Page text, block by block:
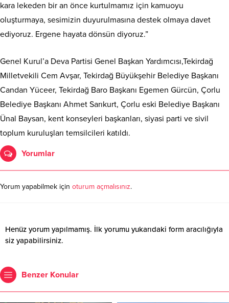
kara lekeden bir an önce kurtulmamız için kamuoyu
oluşturmaya, sesimizin duyurulmasına destek olmaya davet
ediyoruz. Ergene hayata dönsün diyoruz.”
Genel Kurul’a Deva Partisi Genel Başkan Yardımcısı,Tekirdağ
Milletvekili Cem Avşar, Tekirdağ Büyükşehir Belediye Başkanı
Candan Yüceer, Tekirdağ Baro Başkanı Egemen Gürcün, Çorlu
Belediye Başkanı Ahmet Sarıkurt, Çorlu eski Belediye Başkanı
Ünal Baysan, kent konseyleri başkanları, siyasi parti ve sivil
toplum kuruluşları temsilcileri katıldı.
Yorumlar
Yorum yapabilmek için oturum açmalısınız.
Henüz yorum yapılmamış. İlk yorumu yukarıdaki form aracılığıyla
siz yapabilirsiniz.
Benzer Konular